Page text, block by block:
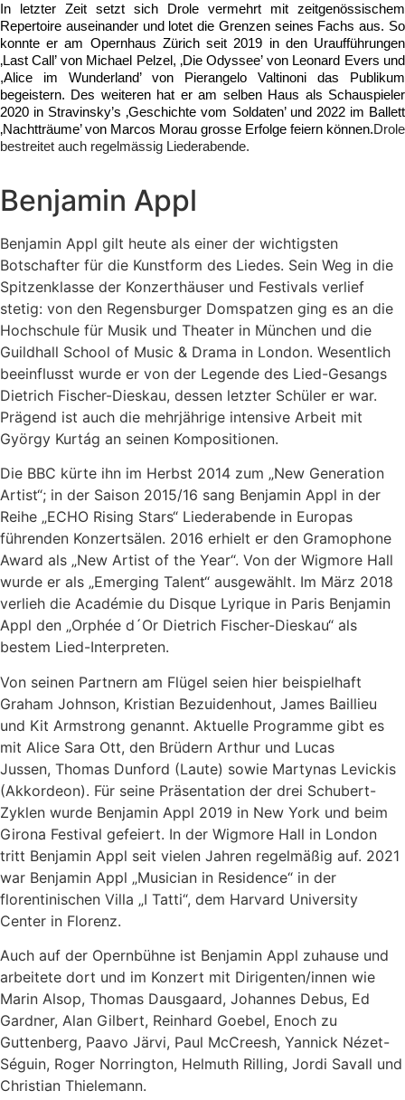
In letzter Zeit setzt sich Drole vermehrt mit zeitgenössischem
Repertoire auseinander und lotet die Grenzen seines Fachs aus. So
konnte er am Opernhaus Zürich seit 2019 in den Uraufführungen
‚Last Call’ von Michael Pelzel, ‚Die Odyssee’ von Leonard Evers und
,Alice im Wunderland’ von Pierangelo Valtinoni das Publikum
begeistern. Des weiteren hat er am selben Haus als Schauspieler
2020 in Stravinsky’s ‚Geschichte vom Soldaten’ und 2022 im Ballett
‚Nachtträume’ von Marcos Morau grosse Erfolge feiern können.Drole
bestreitet auch regelmässig Liederabende.
Benjamin Appl
Benjamin Appl gilt heute als einer der wichtigsten
Botschafter für die Kunstform des Liedes. Sein Weg in die
Spitzenklasse der Konzerthäuser und Festivals verlief
stetig: von den Regensburger Domspatzen ging es an die
Hochschule für Musik und Theater in München und die
Guildhall School of Music & Drama in London. Wesentlich
beeinflusst wurde er von der Legende des Lied-Gesangs
Dietrich Fischer-Dieskau, dessen letzter Schüler er war.
Prägend ist auch die mehrjährige intensive Arbeit mit
György Kurtág an seinen Kompositionen.
Die BBC kürte ihn im Herbst 2014 zum „New Generation
Artist“; in der Saison 2015/16 sang Benjamin Appl in der
Reihe „ECHO Rising Stars“ Liederabende in Europas
führenden Konzertsälen. 2016 erhielt er den Gramophone
Award als „New Artist of the Year“. Von der Wigmore Hall
wurde er als „Emerging Talent“ ausgewählt. Im März 2018
verlieh die Académie du Disque Lyrique in Paris Benjamin
Appl den „Orphée d´Or Dietrich Fischer-Dieskau“ als
bestem Lied-Interpreten.
Von seinen Partnern am Flügel seien hier beispielhaft
Graham Johnson, Kristian Bezuidenhout, James Baillieu
und Kit Armstrong genannt. Aktuelle Programme gibt es
mit Alice Sara Ott, den Brüdern Arthur und Lucas
Jussen, Thomas Dunford (Laute) sowie Martynas Levickis
(Akkordeon). Für seine Präsentation der drei Schubert-
Zyklen wurde Benjamin Appl 2019 in New York und beim
Girona Festival gefeiert. In der Wigmore Hall in London
tritt Benjamin Appl seit vielen Jahren regelmäßig auf. 2021
war Benjamin Appl „Musician in Residence“ in der
florentinischen Villa „I Tatti“, dem Harvard University
Center in Florenz.
Auch auf der Opernbühne ist Benjamin Appl zuhause und
arbeitete dort und im Konzert mit Dirigenten/innen wie
Marin Alsop, Thomas Dausgaard, Johannes Debus, Ed
Gardner, Alan Gilbert, Reinhard Goebel, Enoch zu
Guttenberg, Paavo Järvi, Paul McCreesh, Yannick Nézet-
Séguin, Roger Norrington, Helmuth Rilling, Jordi Savall und
Christian Thielemann.